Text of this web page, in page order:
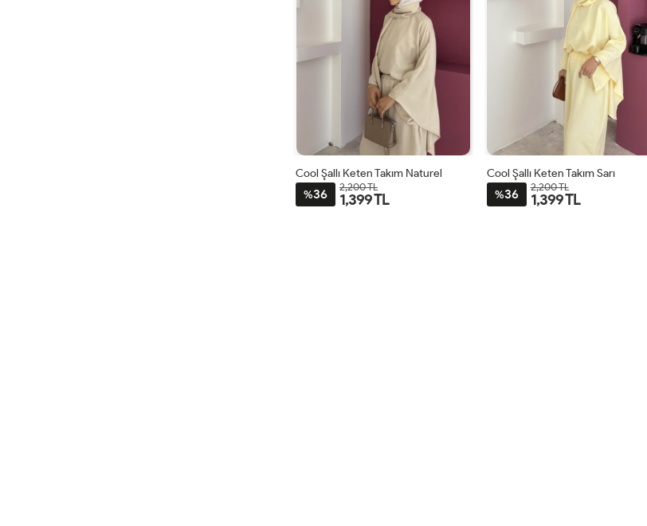
Cool Şallı Keten Takım Naturel
%36 2,200 TL
1,399 TL
Cool Şallı Keten Takım Sarı
%36 2,200 TL
1,399 TL